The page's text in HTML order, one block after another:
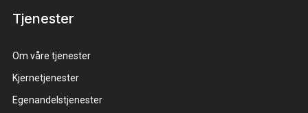
Tjenester
Om våre tjenester
Kjernetjenester
Egenandelstjenester